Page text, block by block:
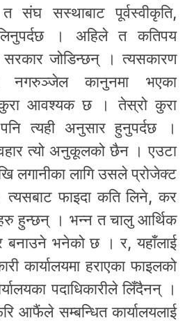
संघ सस्थाबाट पूर्वस्वीकृति,
। अहिले त कतिपय
जोडिन्छन् । त्यसकारण
नगरुञ्जेल कानुनमा भएका
आवश्यक छ । तेस्रो कुरा
त्यही अनुसार हुनुपर्दछ ।
त्यो अनुकूलको छैन । एउटा
लगानीका लागि उसले प्रोजेक्ट
त्यसबाट फाइदा कति लिने, कर
हुन्छन् । भन्न त चालु आर्थिक
बनाउने भनेको छ । र, यहाँलाई
कार्यालयमा हराएका फाइलको
पदाधिकारीले लिँदैनन् ।
आफैंले सम्बन्धित कार्यालयलाई